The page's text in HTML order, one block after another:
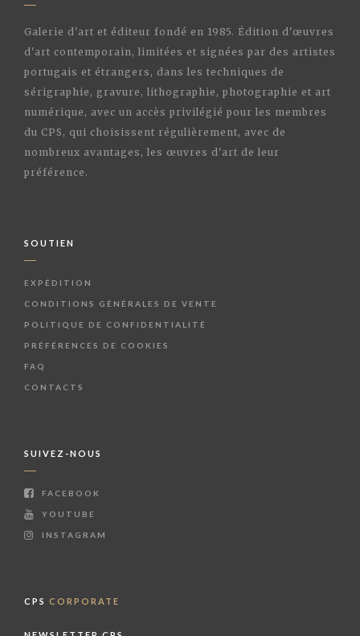
Galerie d'art et éditeur fondé en 1985. Édition d'œuvres
d'art contemporain, limitées et signées par des artistes
portugais et étrangers, dans les techniques de
sérigraphie, gravure, lithographie, photographie et art
numérique, avec un accès privilégié pour les membres
du CPS, qui choisissent régulièrement, avec de
nombreux avantages, les œuvres d'art de leur
préférence.
SOUTIEN
EXPÉDITION
CONDITIONS GÉNÉRALES DE VENTE
POLITIQUE DE CONFIDENTIALITÉ
PRÉFÉRENCES DE COOKIES
FAQ
CONTACTS
SUIVEZ-NOUS
FACEBOOK
YOUTUBE
INSTAGRAM
CPS CORPORATE